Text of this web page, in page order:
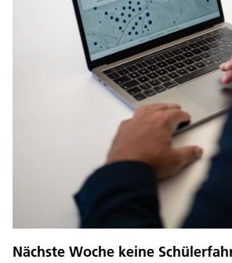
Nächste Woche keine